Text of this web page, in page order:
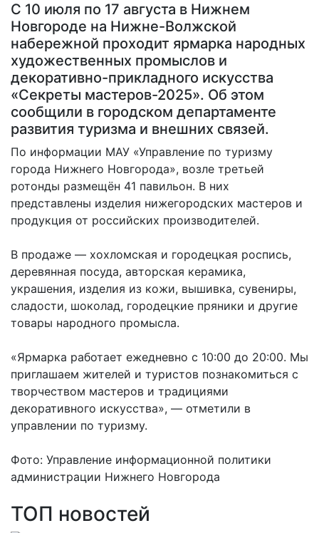
С 10 июля по 17 августа в Нижнем
Новгороде на Нижне-Волжской
набережной проходит ярмарка народных
художественных промыслов и
декоративно-прикладного искусства
«Секреты мастеров-2025». Об этом
сообщили в городском департаменте
развития туризма и внешних связей.
По информации МАУ «Управление по туризму
города Нижнего Новгорода», возле третьей
ротонды размещён 41 павильон. В них
представлены изделия нижегородских мастеров и
продукция от российских производителей.
В продаже — хохломская и городецкая роспись,
деревянная посуда, авторская керамика,
украшения, изделия из кожи, вышивка, сувениры,
сладости, шоколад, городецкие пряники и другие
товары народного промысла.
«Ярмарка работает ежедневно с 10:00 до 20:00. Мы
приглашаем жителей и туристов познакомиться с
творчеством мастеров и традициями
декоративного искусства», — отметили в
управлении по туризму.
Фото: Управление информационной политики
администрации Нижнего Новгорода
ТОП новостей